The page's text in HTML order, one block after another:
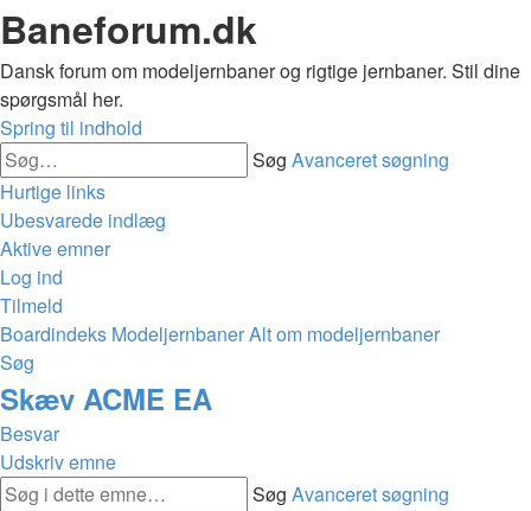
Baneforum.dk
Dansk forum om modeljernbaner og rigtige jernbaner. Stil dine
spørgsmål her.
Spring til indhold
Søg Avanceret søgning
Hurtige links
Ubesvarede indlæg
Aktive emner
Log ind
Tilmeld
Boardindeks ModeljernbanerAlt om modeljernbaner
Søg
Skæv ACME EA
Besvar
Udskriv emne
Søg Avanceret søgning